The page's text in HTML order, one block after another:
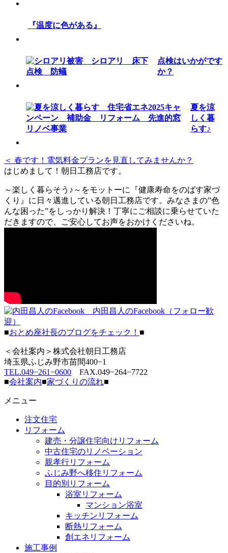
『温度に色がある』
点検はいかがです
か？
夏を涼
しく暮
らす♪
＜ 春です！電気料金プランを見直してみませんか？
はじめまして！朝日工務店です。
～楽しく暮らそう♪～をモットーに『健康寿命をのばす家づ
くり』に日々邁進している朝日工務店です。みなさまの”色
んな困った”をしっかり解決！丁寧にご相談に乗らせていた
だきますので、ご安心してお声をおかけくださいね。
内田昌人のFacebook（フォロー歓
迎）
■おとめ座社長のブログをチェック！ ■
＜会社案内＞株式会社朝日工務店
埼玉県ふじみ野市苗間400−1
TEL.049−261−0600 FAX.049−264−7722
■会社案内■家づくりの流れ■
メニュー
注文住宅
リフォーム
建売・分譲住宅向けリフォーム
中古住宅のリノベーション
親孝行リフォーム
ふじみ野へ移住リフォーム
目的別リフォーム
浴室リフォーム
マンション浴室
キッチンリフォーム
断熱リフォーム
創エネリフォーム
施工事例